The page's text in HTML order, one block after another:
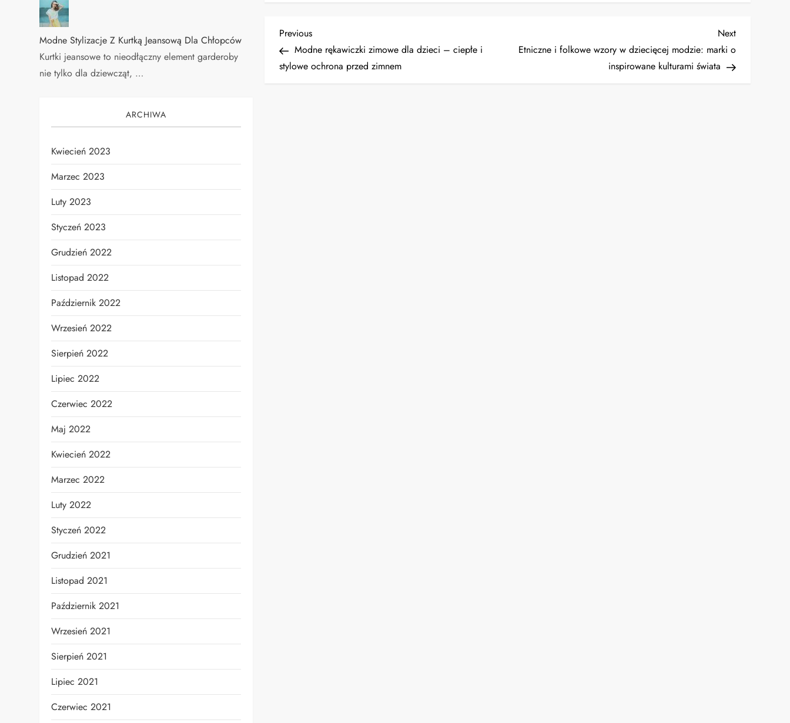
N
a
Previous
Post
Previous
Modne rękawiczki zimowe dla dzieci – ciepłe i
stylowe ochrona przed zimnem
Next
Post
Next
Etniczne i folkowe wzory w dziecięcej modzie: marki o
inspirowane kulturami świata
Modne Stylizacje Z Kurtką Jeansową Dla Chłopców
Kurtki jeansowe to nieodłączny element garderoby
nie tylko dla dziewcząt, …
ARCHIWA
Kwiecień 2023
Marzec 2023
Luty 2023
Styczeń 2023
Grudzień 2022
Listopad 2022
Październik 2022
Wrzesień 2022
Sierpień 2022
Lipiec 2022
Czerwiec 2022
Maj 2022
Kwiecień 2022
Marzec 2022
Luty 2022
Styczeń 2022
Grudzień 2021
Listopad 2021
Październik 2021
Wrzesień 2021
Sierpień 2021
Lipiec 2021
Czerwiec 2021